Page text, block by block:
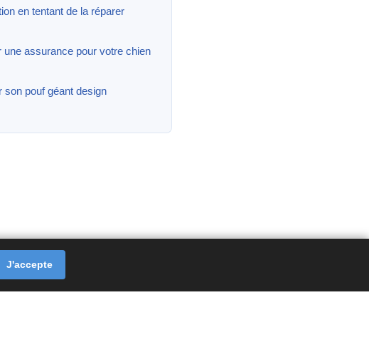
en tentant de la réparer
une assurance pour votre chien
son pouf géant design
J'accepte